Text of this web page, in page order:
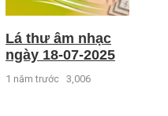
Lá thư âm nhạc
ngày 18-07-2025
1 năm trước 3,006